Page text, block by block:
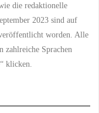
die redaktionelle
2023 sind auf
worden. Alle
zahlreiche Sprachen
klicken.